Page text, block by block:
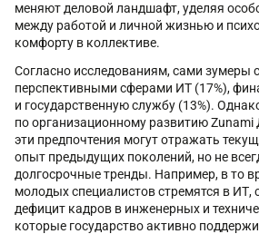
меняют деловой ландшафт, уделяя
между работой и личной жизнью и
комфорту в коллективе.
Согласно исследованиям, сами зумеры
перспективными сферами ИТ (17%),
и государственную службу (13%).
по организационному развитию
эти предпочтения могут отражать
опыт предыдущих поколений, но не
долгосрочные тренды. Например, в то
молодых специалистов стремятся в ИТ,
дефицит кадров в инженерных и
которые государство активно